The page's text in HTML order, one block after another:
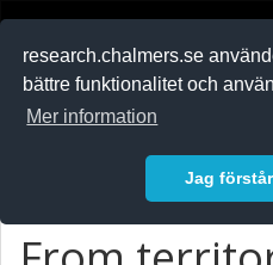
research.chalmers.se
bättre funktionalitet och
Mer information
Jag förstår